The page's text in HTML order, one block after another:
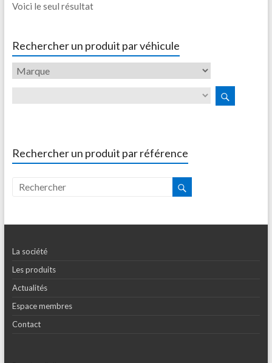
Voici le seul résultat
Rechercher un produit par véhicule
Rechercher un produit par référence
La société
Les produits
Actualités
Espace membres
Contact